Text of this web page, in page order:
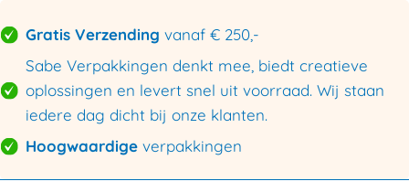
Gratis Verzending vanaf € 250,-
Sabe Verpakkingen denkt mee, biedt creatieve
oplossingen en levert snel uit voorraad. Wij staan
iedere dag dicht bij onze klanten.
Hoogwaardige verpakkingen